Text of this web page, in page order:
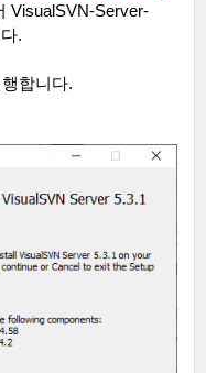
VisualSVN-Server-
.
합니다.